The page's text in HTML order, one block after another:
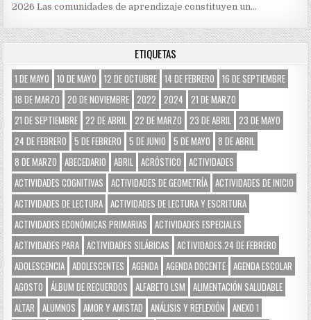
2026 Las comunidades de aprendizaje constituyen un…
ETIQUETAS
1 DE MAYO 10 DE MAYO 12 DE OCTUBRE 14 DE FEBRERO
16 DE SEPTIEMBRE
18 DE MARZO
20 DE NOVIEMBRE 2022 2024
21 DE MARZO
21 DE SEPTIEMBRE 22 DE ABRIL 22 DE MARZO 23 DE ABRIL
23 DE MAYO
24 DE FEBRERO
5 DE FEBRERO 5 DE JUNIO 5 DE MAYO
8 DE ABRIL
8 DE MARZO
ABECEDARIO ABRIL ACRÓSTICO
ACTIVIDADES
ACTIVIDADES COGNITIVAS
ACTIVIDADES DE GEOMETRÍA ACTIVIDADES DE INICIO
ACTIVIDADES DE LECTURA ACTIVIDADES DE LECTURA Y ESCRITURA
ACTIVIDADES ECONÓMICAS PRIMARIAS
ACTIVIDADES ESPECIALES
ACTIVIDADES PARA ACTIVIDADES SILÁBICAS
ACTIVIDADES.24 DE FEBRERO
ADOLESCENCIA ADOLESCENTES AGENDA AGENDA DOCENTE AGENDA ESCOLAR
AGOSTO
ÁLBUM DE RECUERDOS ALFABETO LSM
ALIMENTACIÓN SALUDABLE
ALTAR
ALUMNOS AMOR Y AMISTAD ANÁLISIS Y REFLEXIÓN
ANEXO 1